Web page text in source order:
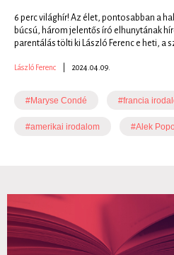
6 perc világhír! Az élet, pontosabban a
búcsú, három jelentős író elhunytának
parentálás tölti ki László Ferenc e heti, a
László Ferenc 2024.04.09.
#Maryse Condé #francia
#amerikai irodalom #Alek